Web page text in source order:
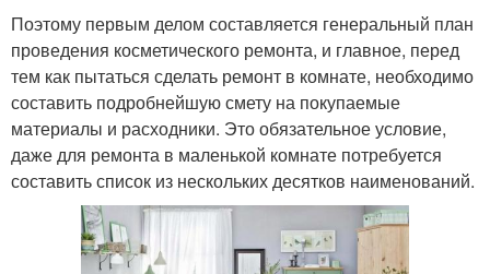
Поэтому первым делом составляется генеральный план
проведения косметического ремонта, и главное, перед
тем как пытаться сделать ремонт в комнате, необходимо
составить подробнейшую смету на покупаемые
материалы и расходники. Это обязательное условие,
даже для ремонта в маленькой комнате потребуется
составить список из нескольких десятков наименований.